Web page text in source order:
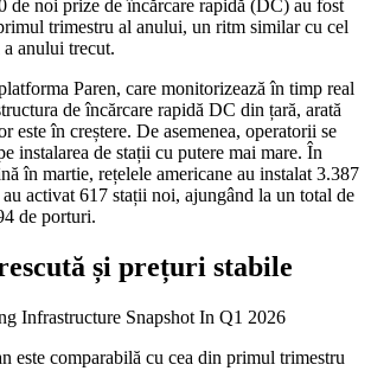
de noi prize de încărcare rapidă (DC) au fost
trimestru al anului, un ritm similar cu cel
a anului trecut.
Paren, care monitorizează în timp real
de încărcare rapidă DC din țară, arată
este în creștere. De asemenea, operatorii se
instalarea de stații cu putere mai mare. În
în martie, rețelele americane au instalat 3.387
activat 617 stații noi, ajungând la un total de
de porturi.
și prețuri stabile
este comparabilă cu cea din primul trimestru